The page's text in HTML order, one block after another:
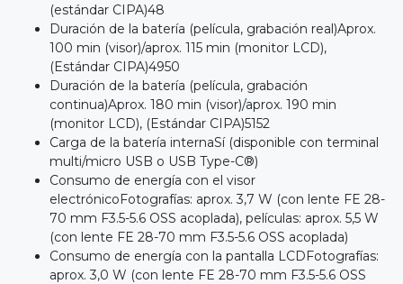
(estándar CIPA)48
Duración de la batería (película, grabación real)Aprox.
100 min (visor)/aprox. 115 min (monitor LCD),
(Estándar CIPA)4950
Duración de la batería (película, grabación
continua)Aprox. 180 min (visor)/aprox. 190 min
(monitor LCD), (Estándar CIPA)5152
Carga de la batería internaSí (disponible con terminal
multi/micro USB o USB Type-C®)
Consumo de energía con el visor
electrónicoFotografías: aprox. 3,7 W (con lente FE 28-
70 mm F3.5-5.6 OSS acoplada), películas: aprox. 5,5 W
(con lente FE 28-70 mm F3.5-5.6 OSS acoplada)
Consumo de energía con la pantalla LCDFotografías:
aprox. 3,0 W (con lente FE 28-70 mm F3.5-5.6 OSS